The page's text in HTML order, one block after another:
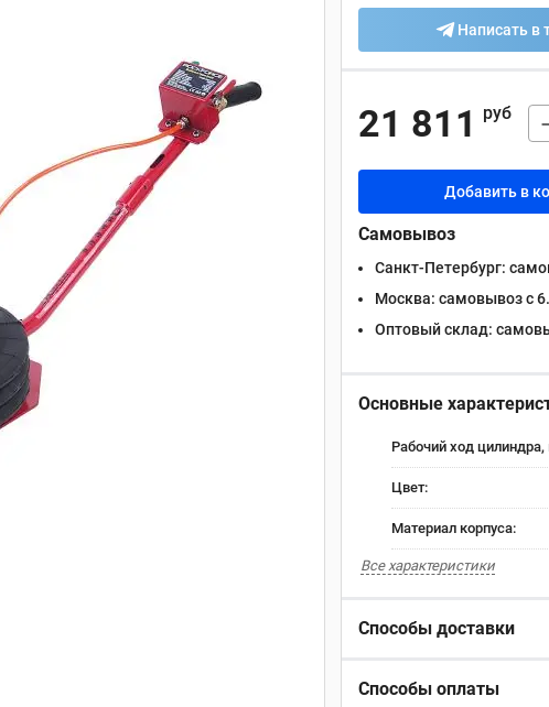
Написать в
21 811 руб
Добавить в
Самовывоз
Санкт-Петербург:
Москва: самовывоз с
Оптовый склад:
Основные
Рабочий ход
Цвет:
Материал корпуса:
Все характеристики
Способы доставки
Способы оплаты